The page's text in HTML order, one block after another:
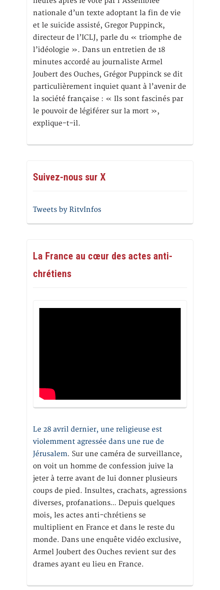
nationale d’un texte adoptant la fin de vie
et le suicide assisté, Gregor Puppinck,
directeur de l’ICLJ, parle du « triomphe de
l’idéologie ». Dans un entretien de 18
minutes accordé au journaliste Armel
Joubert des Ouches, Grégor Puppinck se dit
particulièrement inquiet quant à l’avenir de
la société française : « Ils sont fascinés par
le pouvoir de légiférer sur la mort »,
explique-t-il.
Suivez-nous sur X
Tweets by RitvInfos
La France au cœur des actes anti-
chrétiens
Le 28 avril dernier, une religieuse est
violemment agressée dans une rue de
Jérusalem. Sur une caméra de surveillance,
on voit un homme de confession juive la
jeter à terre avant de lui donner plusieurs
coups de pied. Insultes, crachats, agressions
diverses, profanations… Depuis quelques
mois, les actes anti-chrétiens se
multiplient en France et dans le reste du
monde. Dans une enquête vidéo exclusive,
Armel Joubert des Ouches revient sur des
drames ayant eu lieu en France.